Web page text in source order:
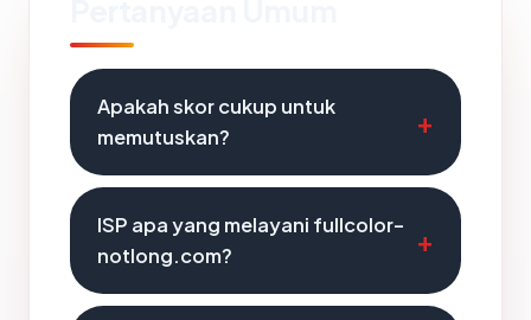
Apakah skor cukup untuk
memutuskan?
ISP apa yang melayani fullcolor-
notlong.com?